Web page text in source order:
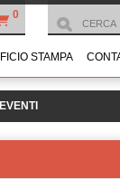
0
STAMPA
EVENTI